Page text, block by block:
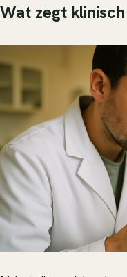
Wat zegt